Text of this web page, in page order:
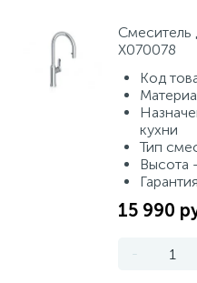
Смеситель
X070078
Код
кухни
Тип
Высота
15 990
-